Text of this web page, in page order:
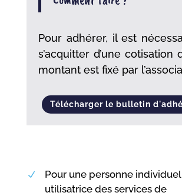
Pour adhérer, il est
s’acquitter d’une cotisation
montant est fixé par
Télécharger le bulletin
N
Pour une personne
utilisatrice des services de